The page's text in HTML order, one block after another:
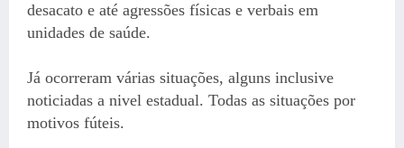
desacato e até agressões físicas e verbais em
unidades de saúde.
Já ocorreram várias situações, alguns inclusive
noticiadas a nivel estadual. Todas as situações por
motivos fúteis.